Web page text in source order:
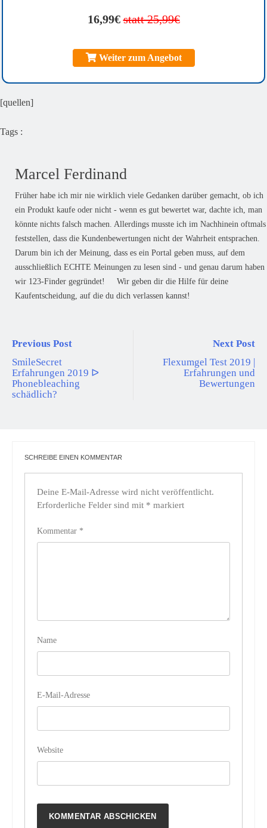
16,99€ statt 25,99€
Weiter zum Angebot
[quellen]
Tags :
Marcel Ferdinand
Früher habe ich mir nie wirklich viele Gedanken darüber gemacht, ob ich
ein Produkt kaufe oder nicht - wenn es gut bewertet war, dachte ich, man
könnte nichts falsch machen. Allerdings musste ich im Nachhinein oftmals
feststellen, dass die Kundenbewertungen nicht der Wahrheit entsprachen.
Darum bin ich der Meinung, dass es ein Portal geben muss, auf dem
ausschließlich ECHTE Meinungen zu lesen sind - und genau darum haben
wir 123-Finder gegründet! Wir geben dir die Hilfe für deine
Kaufentscheidung, auf die du dich verlassen kannst!
Previous Post
SmileSecret
Erfahrungen 2019 ᐅ
Phonebleaching
schädlich?
Next Post
Flexumgel Test 2019 |
Erfahrungen und
Bewertungen
SCHREIBE EINEN KOMMENTAR
Deine E-Mail-Adresse wird nicht veröffentlicht.
Erforderliche Felder sind mit * markiert
Kommentar *
Name
E-Mail-Adresse
Website